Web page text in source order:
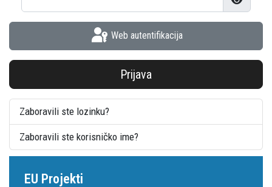
Prikaži
Web autentifikacija
Prijava
Zaboravili ste lozinku?
Zaboravili ste korisničko ime?
EU Projekti